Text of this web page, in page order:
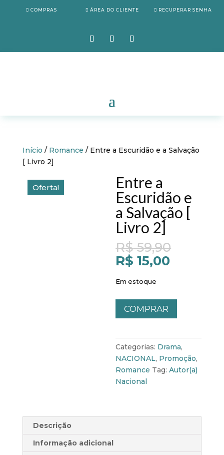
COMPRAS ÁREA DO CLIENTE RECUPERAR SENHA
Início / Romance / Entre a Escuridão e a Salvação
[ Livro 2]
Oferta!
Entre a
Escuridão e
a Salvação [
Livro 2]
R$59,90
R$ 15,00
Em estoque
Entre
e
a
Salvação
[
Livro
COMPRAR
Categorias: Drama,
NACIONAL, Promoção,
Romance Tag:Autor(a)
Nacional
Descrição
Informação adicional